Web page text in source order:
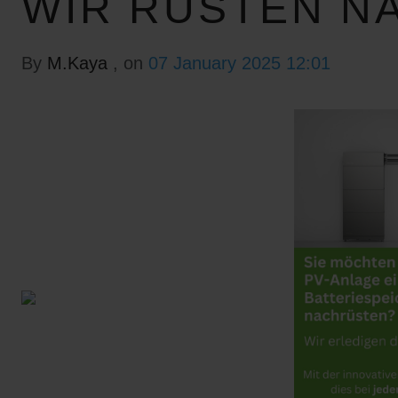
By M.Kaya , on 07 January 2025 12:01